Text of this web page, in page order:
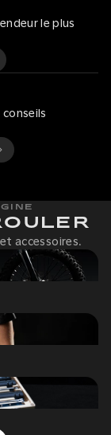
le plus
accessoires.